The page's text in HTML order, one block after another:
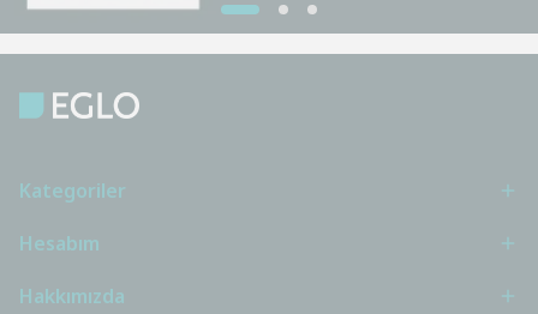
Kategoriler
Hesabım
Hakkımızda